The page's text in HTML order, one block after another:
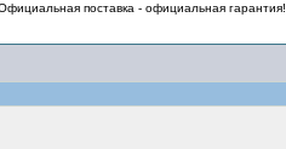
поставка - официальная гарантия!